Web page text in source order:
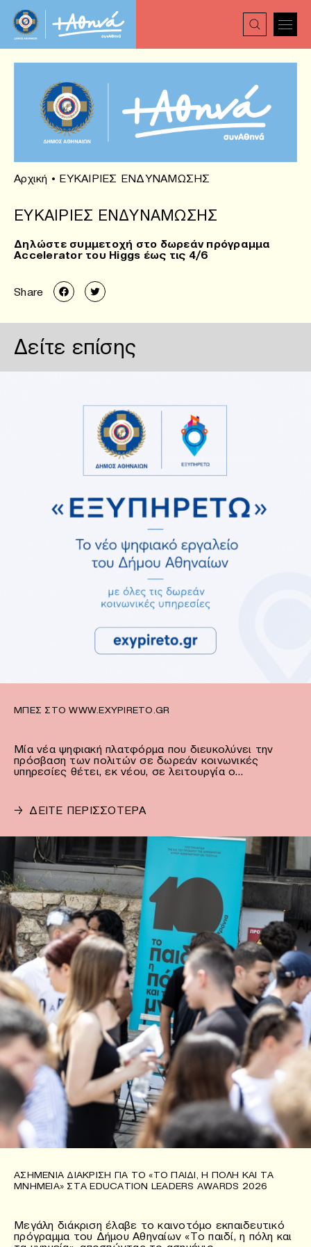
Αρχική • ΕΥΚΑΙΡΙΕΣ ΕΝΔΥΝΑΜΩΣΗΣ
ΕΥΚΑΙΡΙΕΣ ΕΝΔΥΝΑΜΩΣΗΣ
Δηλώστε συμμετοχή στο δωρεάν πρόγραμμα
Accelerator του Higgs έως τις 4/6
Share
Δείτε επίσης
ΜΠΕΣ ΣΤΟ WWW.EXYPIRETO.GR
Μία νέα ψηφιακή πλατφόρμα που διευκολύνει την
πρόσβαση των πολιτών σε δωρεάν κοινωνικές
υπηρεσίες θέτει, εκ νέου, σε λειτουργία ο…
→ ΔΕΙΤΕ ΠΕΡΙΣΣΟΤΕΡΑ
ΑΣΗΜΈΝΙΑ ΔΙΆΚΡΙΣΗ ΓΙΑ ΤΟ «ΤΟ ΠΑΙΔΊ, Η ΠΌΛΗ ΚΑΙ ΤΑ
ΜΝΗΜΕΊΑ» ΣΤΑ EDUCATION LEADERS AWARDS 2026
Μεγάλη διάκριση έλαβε το καινοτόμο εκπαιδευτικό
πρόγραμμα του Δήμου Αθηναίων «Το παιδί, η πόλη και